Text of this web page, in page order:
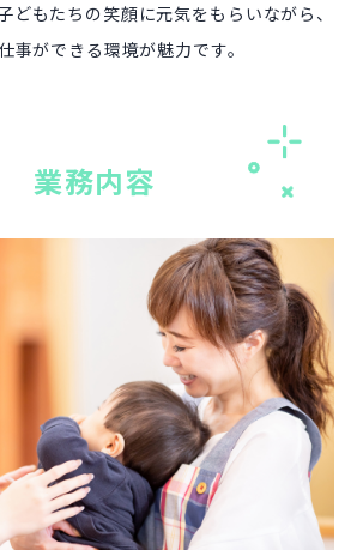
どもたちの笑顔に元気をもらいながら、
事ができる環境が魅力です。
業務内容